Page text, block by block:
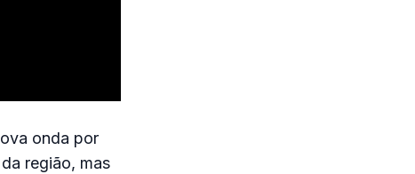
onda por
região, mas